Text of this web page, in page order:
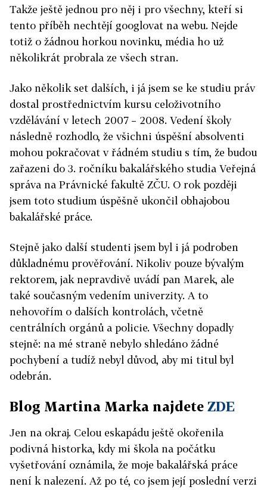
Takže ještě jednou pro něj i pro všechny, kteří si
tento příběh nechtějí googlovat na webu. Nejde
totiž o žádnou horkou novinku, média ho už
několikrát probrala ze všech stran.
Jako několik set dalších, i já jsem se ke studiu práv
dostal prostřednictvím kursu celoživotního
vzdělávání v letech 2007 – 2008. Vedení školy
následně rozhodlo, že všichni úspěšní absolventi
mohou pokračovat v řádném studiu s tím, že budou
zařazeni do 3. ročníku bakalářského studia Veřejná
správa na Právnické fakultě ZČU. O rok později
jsem toto studium úspěšně ukončil obhajobou
bakalářské práce.
Stejně jako další studenti jsem byl i já podroben
důkladnému prověřování. Nikoliv pouze bývalým
rektorem, jak nepravdivě uvádí pan Marek, ale
také současným vedením univerzity. A to
nehovořím o dalších kontrolách, včetně
centrálních orgánů a policie. Všechny dopadly
stejně: na mé straně nebylo shledáno žádné
pochybení a tudíž nebyl důvod, aby mi titul byl
odebrán.
Blog Martina Marka najdete ZDE
Jen na okraj. Celou eskapádu ještě okořenila
podivná historka, kdy mi škola na počátku
vyšetřování oznámila, že moje bakalářská práce
není k nalezení. Až po té, co jsem její poslední verzi